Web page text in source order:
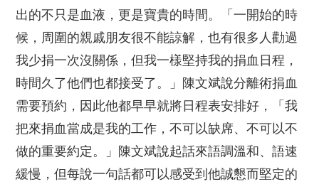
出的不只是血液，更是寶貴的時間。「一開始的時
候，周圍的親戚朋友很不能諒解，也有很多人勸過
我少捐一次沒關係，但我一樣堅持我的捐血日程，
時間久了他們也都接受了。」陳文斌說分離術捐血
需要預約，因此他都早早就將日程表安排好，「我
把來捐血當成是我的工作，不可以缺席、不可以不
做的重要約定。」陳文斌說起話來語調溫和、語速
緩慢，但每說一句話都可以感受到他誠懇而堅定的